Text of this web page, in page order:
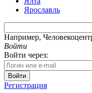
Ярославль
Например,
Войти
Войти через:
Войти
Регистрация